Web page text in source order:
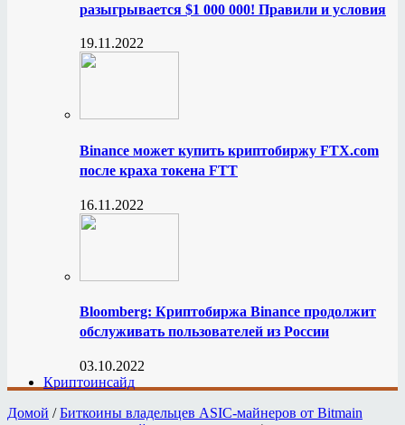
разыгрывается $1 000 000! Правили и условия
19.11.2022
Binance может купить криптобиржу FTX.com
после краха токена FTT
16.11.2022
Bloomberg: Криптобиржа Binance продолжит
обслуживать пользователей из России
03.10.2022
Криптоинсайд
Домой / Биткоины владельцев ASIC-майнеров от Bitmain